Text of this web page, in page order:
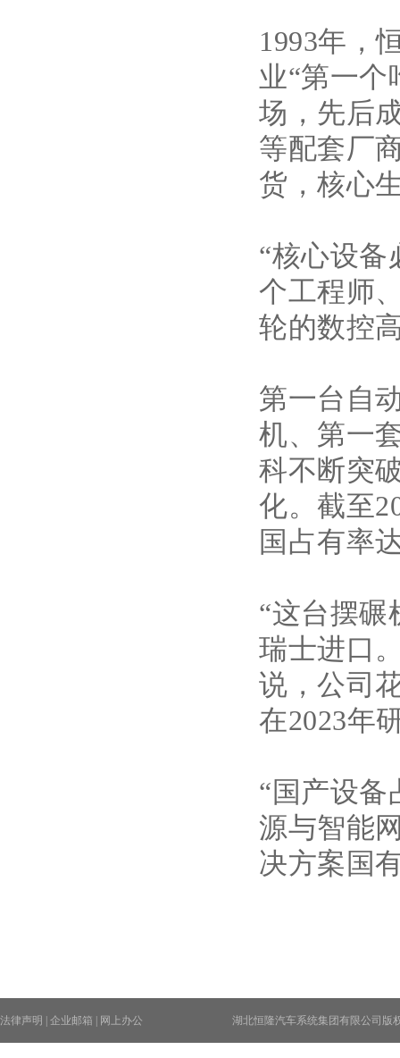
1993年，
业“第一个
场，先后
等配套厂
货，核心
“核心设备
个工程师
轮的数控
第一台自
机、第一
科不断突
化。截至
国占有率
“这台摆
瑞士进口
说，公司
在2023年
“国产设备
源与智能
决方案国
法律声明 企业邮箱 网上办公 湖北恒隆汽车系统集团有限公司版